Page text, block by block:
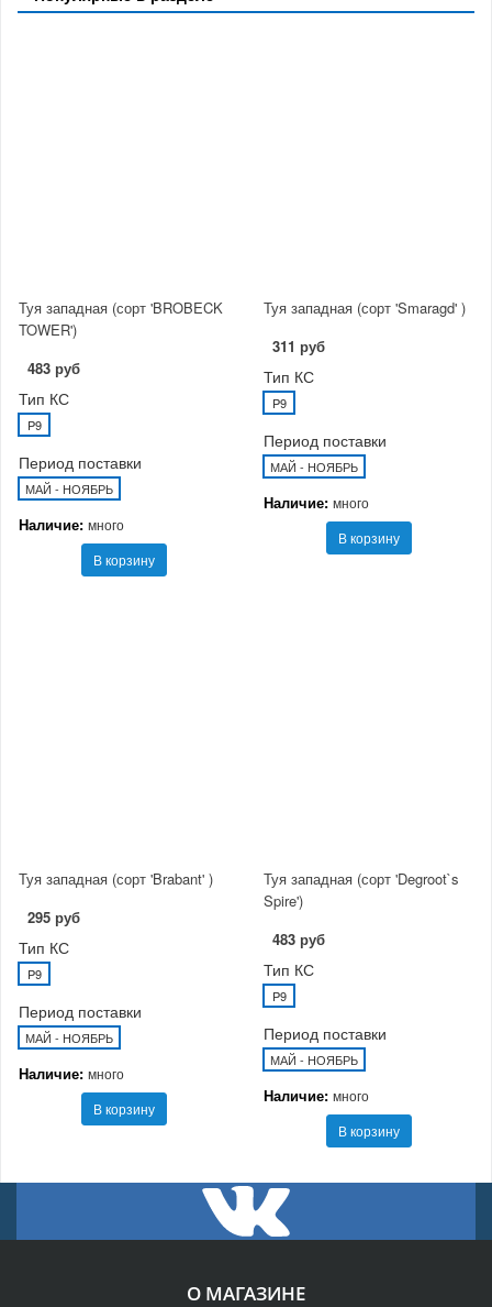
Туя западная (сорт 'BROBECK
TOWER')
483 руб
Тип КС
P9
Период поставки
МАЙ - НОЯБРЬ
Наличие: много
В корзину
Туя западная (сорт 'Smaragd' )
311 руб
Тип КС
P9
Период поставки
МАЙ - НОЯБРЬ
Наличие: много
В корзину
Туя западная (сорт 'Brabant' )
295 руб
Тип КС
P9
Период поставки
МАЙ - НОЯБРЬ
Наличие: много
В корзину
Туя западная (сорт 'Degroot`s
Spire')
483 руб
Тип КС
P9
Период поставки
МАЙ - НОЯБРЬ
Наличие: много
В корзину
О МАГАЗИНЕ